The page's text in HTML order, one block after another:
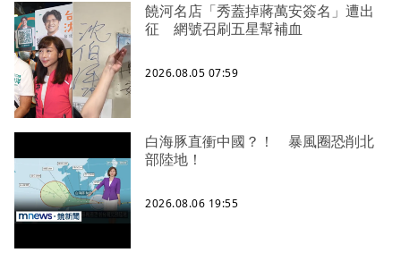
饒河名店「秀蓋掉蔣萬安簽名」遭出
征 網號召刷五星幫補血
2026.08.05 07:59
白海豚直衝中國？！ 暴風圈恐削北
部陸地！
2026.08.06 19:55